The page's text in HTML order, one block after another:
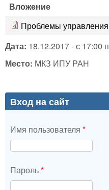
Вложение
Проблемы
Дата: 18.12.2017 -с 17:00
Место: МКЗ ИПУ РАН
Вход на сайт
Имя пользователя *
Пароль*